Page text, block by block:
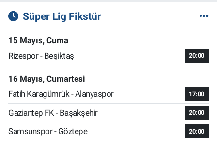
Süper Lig Fikstür
15 Mayıs, Cuma
Rizespor - Beşiktaş
20:00
16 Mayıs, Cumartesi
Fatih Karagümrük - Alanyaspor
17:00
Gaziantep FK - Başakşehir 20:00
Samsunspor - Göztepe 20:00